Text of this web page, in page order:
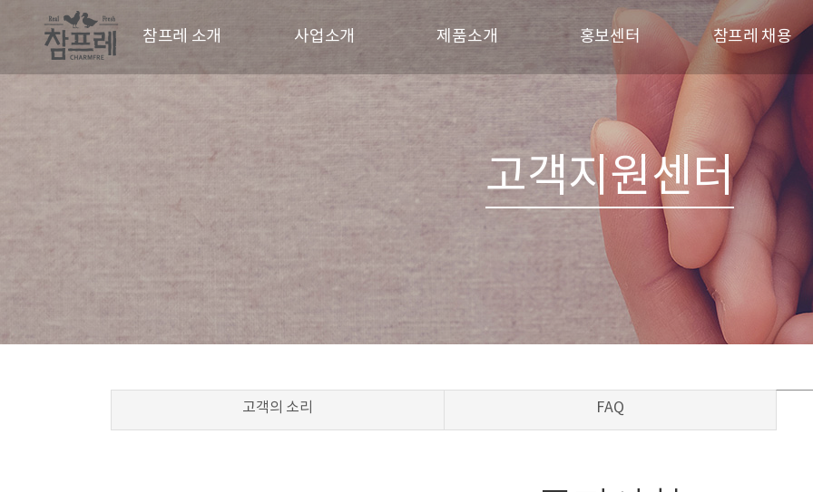
참프레 소개
홍보영상
사업소개 제품소개
브랜드
신선제품
육가공제품
홍보센터
참프레 소식
참프레 견학
갤러리
레시피
참프레 채용
채용 프로세스
채용공고
고객지원센터
고객의 소리 FAQ